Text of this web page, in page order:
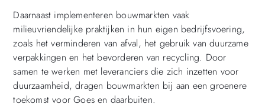
Daarnaast implementeren bouwmarkten vaak
milieuvriendelijke praktijken in hun eigen bedrijfsvoering,
zoals het verminderen van afval, het gebruik van duurzame
verpakkingen en het bevorderen van recycling. Door
samen te werken met leveranciers die zich inzetten voor
duurzaamheid, dragen bouwmarkten bij aan een groenere
toekomst voor Goes en daarbuiten.